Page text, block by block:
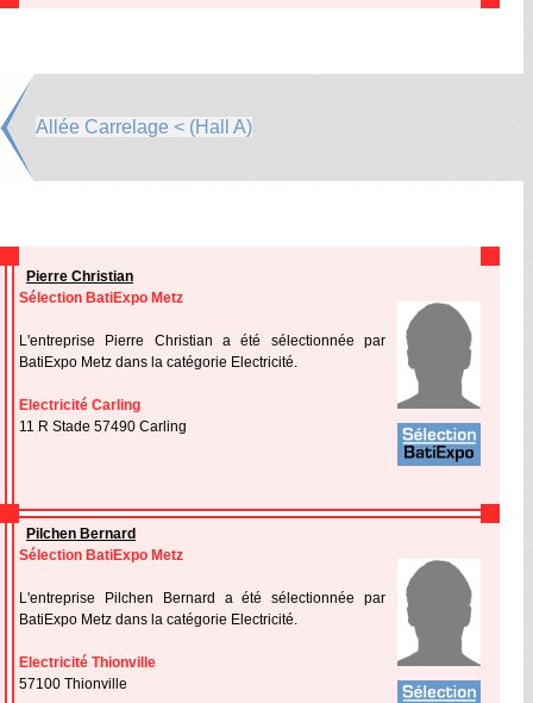
Allée Carrelage < (Hall A)
Pierre Christian
Sélection BatiExpo Metz
L'entreprise Pierre Christian a été sélectionnée par
BatiExpo Metz dans la catégorie Electricité.
Electricité Carling
11 R Stade 57490 Carling
Pilchen Bernard
Sélection BatiExpo Metz
L'entreprise Pilchen Bernard a été sélectionnée par
BatiExpo Metz dans la catégorie Electricité.
Electricité Thionville
57100 Thionville